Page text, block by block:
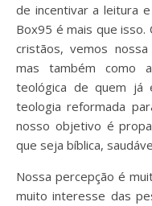
de incentivar a leitura
Box95 é mais que isso.
cristãos, vemos
mas também como
teológica de quem já
teologia reformada
nosso objetivo é
que seja bíblica,
Nossa percepção é
muito interesse das